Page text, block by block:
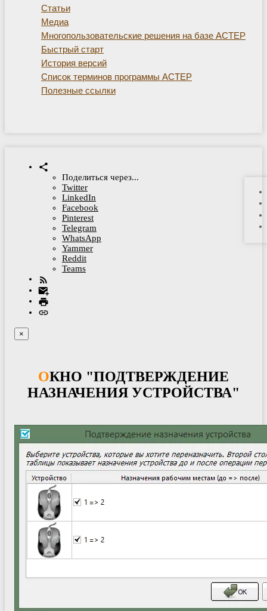
Статьи
Медиа
Многопользовательские решения на базе АСТЕР
Быстрый старт
История версий
Список терминов программы АСТЕР
Полезные ссылки
Поделиться через...
Twitter
LinkedIn
Facebook
Pinterest
Telegram
WhatsApp
Yammer
Reddit
Teams
×
ОКНО "ПОДТВЕРЖДЕНИЕ
НАЗНАЧЕНИЯ УСТРОЙСТВА"